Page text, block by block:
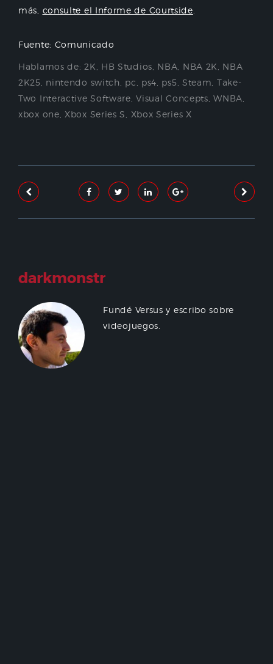
más, consulte el Informe de Courtside
Fuente: Comunicado
Hablamos de:2K HB Studios NBA NBA 2K
NBA
2K25
nintendo switch pc ps4 ps5 Steam Take-
Two Interactive Software ,Visual Concepts ,WNBA
xbox one Xbox Series S Xbox Series X
darkmonstr
Fundé Versus y escribo sobre
videojuegos.